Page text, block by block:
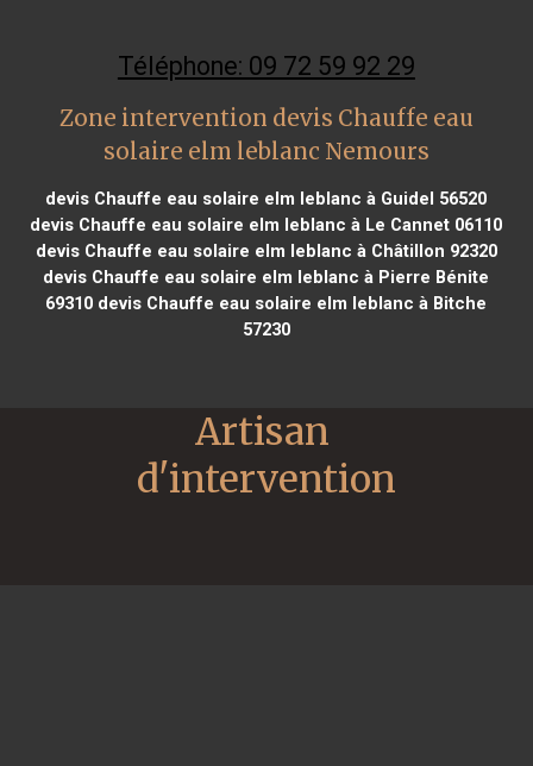
Téléphone: 09 72 59 92 29
Zone intervention devis Chauffe eau
solaire elm leblanc Nemours
devis Chauffe eau solaire elm leblanc à Guidel 56520
devis Chauffe eau solaire elm leblanc à Le Cannet 06110
devis Chauffe eau solaire elm leblanc à Châtillon 92320
devis Chauffe eau solaire elm leblanc à Pierre Bénite
69310 devis Chauffe eau solaire elm leblanc à Bitche
57230
Artisan
d'intervention